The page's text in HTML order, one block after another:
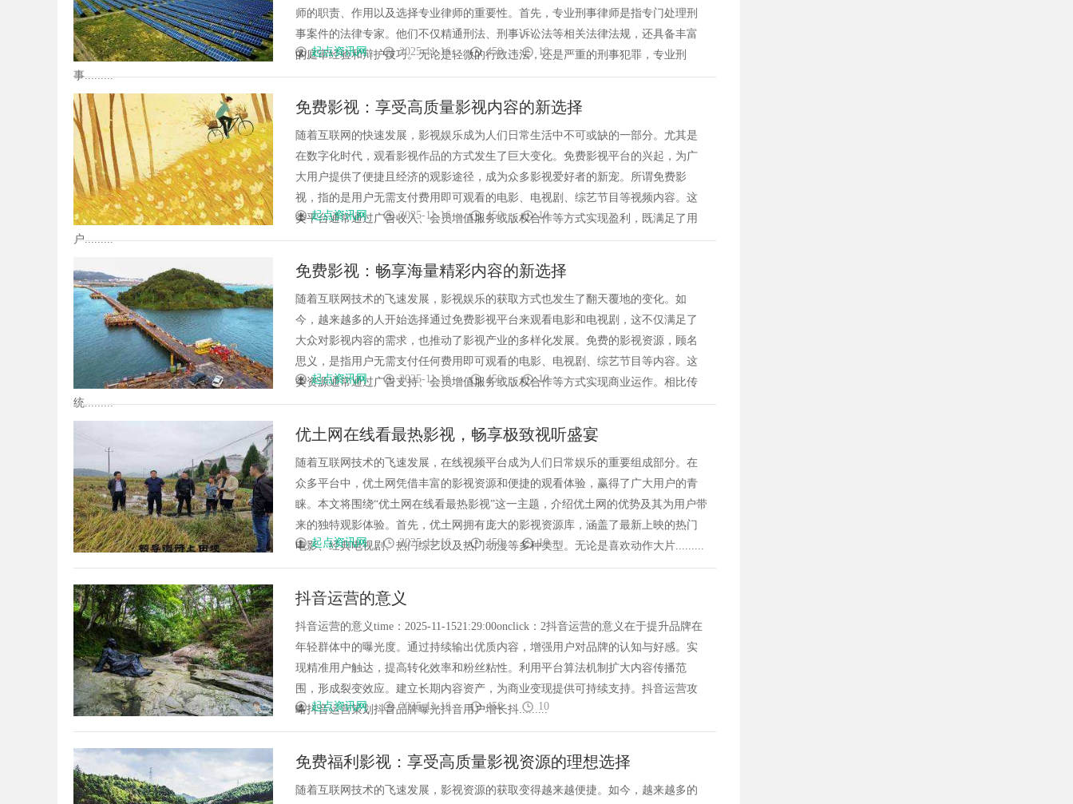
师的职责、作用以及选择专业律师的重要性。首先，专业刑事律师是指专门处理刑
事案件的法律专家。他们不仅精通刑法、刑事诉讼法等相关法律法规，还具备丰富
的庭审经验和辩护技巧。无论是轻微的行政违法，还是严重的刑事犯罪，专业刑
事.........
起点资讯网 2025-11-16 450 10
免费影视：享受高质量影视内容的新选择
随着互联网的快速发展，影视娱乐成为人们日常生活中不可或缺的一部分。尤其是
在数字化时代，观看影视作品的方式发生了巨大变化。免费影视平台的兴起，为广
大用户提供了便捷且经济的观影途径，成为众多影视爱好者的新宠。所谓免费影
视，指的是用户无需支付费用即可观看的电影、电视剧、综艺节目等视频内容。这
类平台通常通过广告收入、会员增值服务或版权合作等方式实现盈利，既满足了用
户.........
起点资讯网 2025-11-16 450 10
免费影视：畅享海量精彩内容的新选择
随着互联网技术的飞速发展，影视娱乐的获取方式也发生了翻天覆地的变化。如
今，越来越多的人开始选择通过免费影视平台来观看电影和电视剧，这不仅满足了
大众对影视内容的需求，也推动了影视产业的多样化发展。免费的影视资源，顾名
思义，是指用户无需支付任何费用即可观看的电影、电视剧、综艺节目等内容。这
类资源通常通过广告支持、会员增值服务或版权合作等方式实现商业运作。相比传
统.........
起点资讯网 2025-11-16 450 10
优土网在线看最热影视，畅享极致视听盛宴
随着互联网技术的飞速发展，在线视频平台成为人们日常娱乐的重要组成部分。在
众多平台中，优土网凭借丰富的影视资源和便捷的观看体验，赢得了广大用户的青
睐。本文将围绕“优土网在线看最热影视”这一主题，介绍优土网的优势及其为用户带
来的独特观影体验。首先，优土网拥有庞大的影视资源库，涵盖了最新上映的热门
电影、经典电视剧、热门综艺以及热门动漫等多种类型。无论是喜欢动作大片.........
起点资讯网 2025-11-16 450 10
抖音运营的意义
抖音运营的意义time：2025-11-1521:29:00onclick：2抖音运营的意义在于提升品牌在
年轻群体中的曝光度。通过持续输出优质内容，增强用户对品牌的认知与好感。实
现精准用户触达，提高转化效率和粉丝粘性。利用平台算法机制扩大内容传播范
围，形成裂变效应。建立长期内容资产，为商业变现提供可持续支持。抖音运营攻
略抖音运营策划抖音品牌曝光抖音用户增长抖.........
起点资讯网 2025-11-16 450 10
免费福利影视：享受高质量影视资源的理想选择
随着互联网技术的飞速发展，影视资源的获取变得越来越便捷。如今，越来越多的